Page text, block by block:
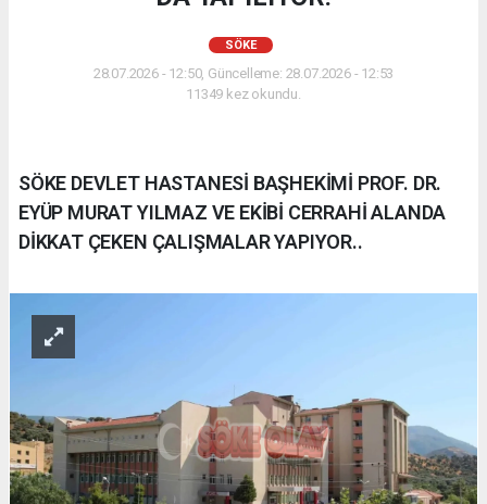
SÖKE
28.07.2026 - 12:50, Güncelleme: 28.07.2026 - 12:53
11349 kez okundu.
SÖKE DEVLET HASTANESİ BAŞHEKİMİ PROF. DR.
EYÜP MURAT YILMAZ VE EKİBİ CERRAHİ ALANDA
DİKKAT ÇEKEN ÇALIŞMALAR YAPIYOR..